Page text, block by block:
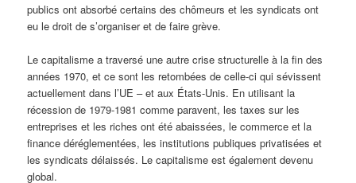
publics ont absorbé certains des chômeurs et les syndicats ont
eu le droit de s’organiser et de faire grève.
Le capitalisme a traversé une autre crise structurelle à la fin des
années 1970, et ce sont les retombées de celle-ci qui sévissent
actuellement dans l’UE – et aux États-Unis. En utilisant la
récession de 1979-1981 comme paravent, les taxes sur les
entreprises et les riches ont été abaissées, le commerce et la
finance déréglementées, les institutions publiques privatisées et
les syndicats délaissés. Le capitalisme est également devenu
global.